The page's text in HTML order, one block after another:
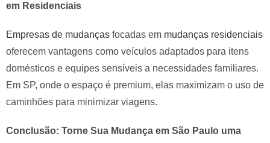
em Residenciais
Empresas de mudanças focadas em mudanças residenciais
oferecem vantagens como veículos adaptados para itens
domésticos e equipes sensíveis a necessidades familiares.
Em SP, onde o espaço é premium, elas maximizam o uso de
caminhões para minimizar viagens.
Conclusão: Torne Sua Mudança em São Paulo uma